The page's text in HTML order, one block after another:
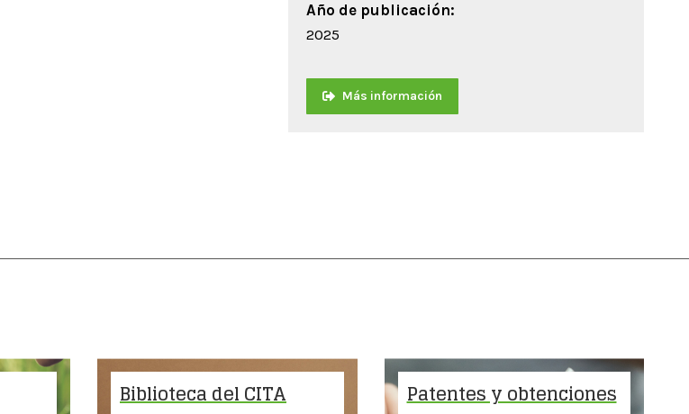
Año de publicación:
2025
Más información
Biblioteca del CITA Patentes y obtenciones